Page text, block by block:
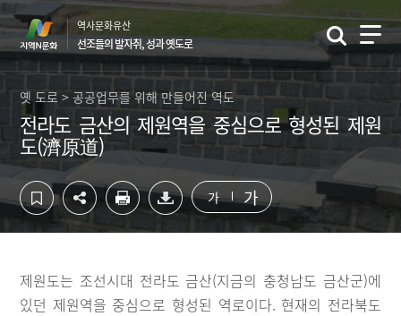
컨
텐
츠
영
가
기
하
단
영
역
기
역사문화유산
선조들의 발자취, 성과 옛도로
옛 도로 > 공공업무를 위해 만들어진 역도
전라도 금산의 제원역을 중심으로 형성된 제원
도(濟原道)
가 가
제원도는 조선시대 전라도 금산(지금의 충청남도 금산군)에
있던 제원역을 중심으로 형성된 역로이다. 현재의 전라북도